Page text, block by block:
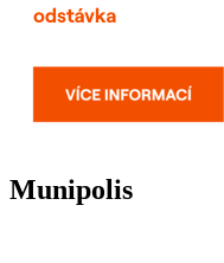
Munipolis